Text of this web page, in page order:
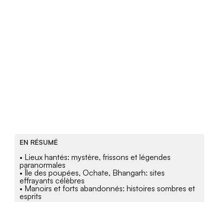
EN RÉSUMÉ
• Lieux hantés: mystère, frissons et légendes
paranormales
• Île des poupées, Ochate, Bhangarh: sites
effrayants célèbres
• Manoirs et forts abandonnés: histoires sombres et
esprits